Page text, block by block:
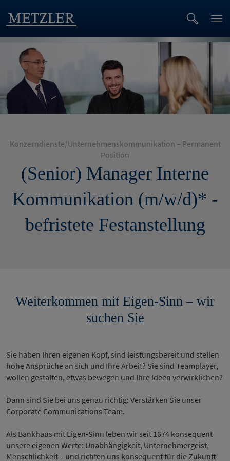
Konzerndienste/Unternehmenskommunikation – Permanent
Position
(Senior) Manager Interne
Kommunikation (m/w/d)* -
befristete Festanstellung
Weiterkommen mit Eigen-Sinn – wir
suchen Sie
Sie haben Ihren eigenen Kopf, sind leistungsbereit und stellen
hohe Ansprüche an sich und Ihre Arbeit? Sie sind Teamplayer,
wollen gestalten, etwas bewegen und Ihre Ideen verwirklichen?
Dann sind Sie bei uns genau richtig: Verstärken Sie unser
Corporate Communications Team.
Als Bankhaus mit Eigen-Sinn leben wir seit 1674 konsequent
unsere eigenen Werte: Unabhängigkeit, Unternehmergeist,
Menschlichkeit – und richten uns konsequent für die Zukunft